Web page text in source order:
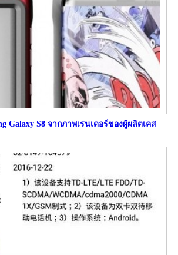
Galaxy S8 จากภาพเรนเดอร์ของผู้ผลิตเคส